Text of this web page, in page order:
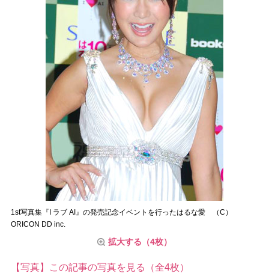
1st写真集『I ラブ AI』の発売記念イベントを行ったはるな愛 （C）
ORICON DD inc.
拡大する（4枚）
【写真】この記事の写真を見る（全4枚）